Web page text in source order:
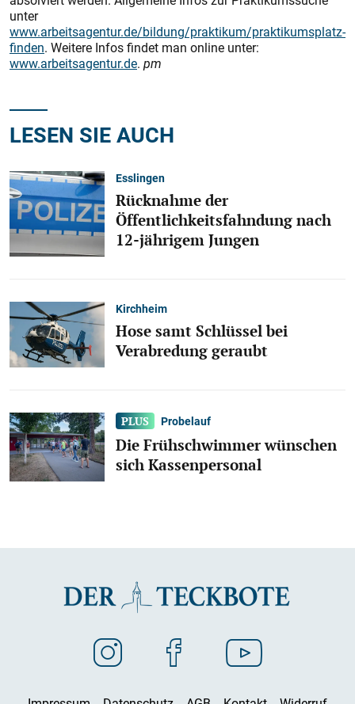
unter
www.arbeitsagentur.de/bildung/praktikum/praktikumsplatz-
finden. Weitere Infos findet man online unter:
www.arbeitsagentur.de. pm
LESEN SIE AUCH
Esslingen
Rücknahme der
Öffentlichkeitsfahndung nach
12-jährigem Jungen
Kirchheim
Hose samt Schlüssel bei
Verabredung geraubt
Probelauf
Die Frühschwimmer wünschen
sich Kassenpersonal